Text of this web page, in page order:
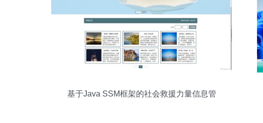
基于Java SSM框架的社会救援力量信息管